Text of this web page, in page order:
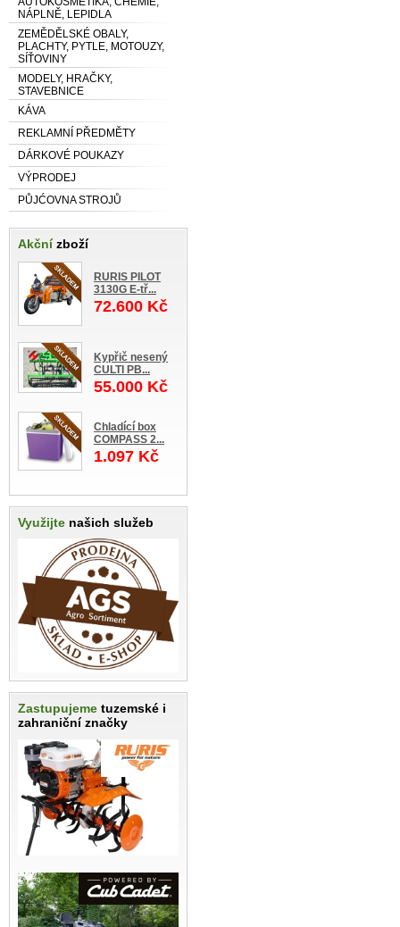
NÁPLNĚ, LEPIDLA
ZEMĚDĚLSKÉ OBALY,
PLACHTY, PYTLE, MOTOUZY,
SÍŤOVINY
MODELY, HRAČKY,
STAVEBNICE
KÁVA
REKLAMNÍ PŘEDMĚTY
DÁRKOVÉ POUKAZY
VÝPRODEJ
PŮJĆOVNA STROJŮ
Akčnízboží
RURIS PILOT
3130G E-tř...
72.600 Kč
Kypřič nesený
CULTI PB...
55.000 Kč
Chladící box
COMPASS 2...
1.097 Kč
Využijte našich služeb
Zastupujeme tuzemské i
zahraniční značky